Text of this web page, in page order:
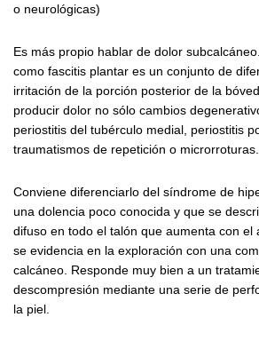
o neurológicas)
Es más propio hablar de dolor
como fascitis plantar es un conjunto de
irritación de la porción posterior de la
producir dolor no sólo cambios
periostitis del tubérculo medial, periostitis
traumatismos de repetición o microrroturas.
Conviene diferenciarlo del síndrome de
una dolencia poco conocida y que se
difuso en todo el talón que aumenta con el
se evidencia en la exploración con una
calcáneo. Responde muy bien a un
descompresión mediante una serie de
la piel.